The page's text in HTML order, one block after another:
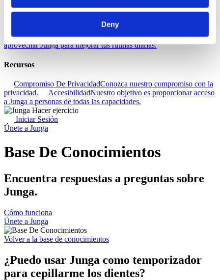
Deny
Descubra
Descubre cómo sacar el máximo partido
a tu experiencia Junga.
ConectarHablemos sobre cómo puedes
aprovechar Junga para mejorar tus rutinas diarias.
Recursos
Compromiso De PrivacidadConozca nuestro compromiso con la
privacidad.
AccesibilidadNuestro objetivo es proporcionar acceso
a Junga a personas de todas las capacidades.
Iniciar Sesión
Únete a Junga
Base De Conocimientos
Encuentra respuestas a preguntas sobre
Junga.
Cómo funciona
Únete a Junga
Volver a la base de conocimientos
¿Puedo usar Junga como temporizador
para cepillarme los dientes?